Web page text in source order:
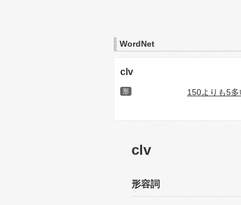
WordNet
clv
形 150よりも5多
clv
形容詞